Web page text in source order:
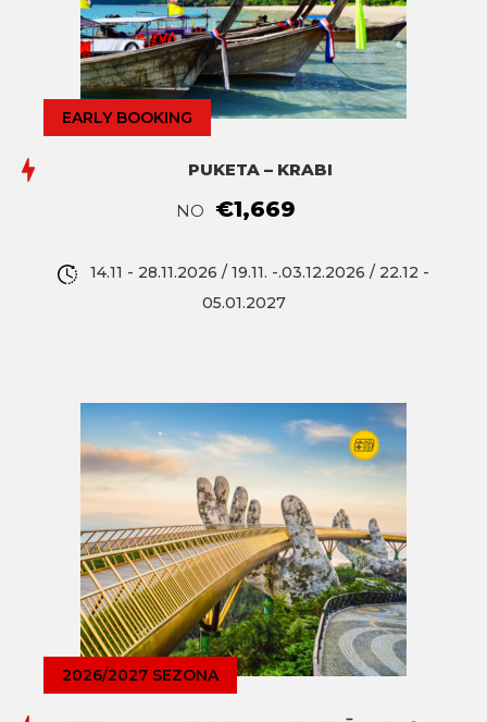
EARLY BOOKING
PUKETA – KRABI
NO
€1,669
14.11 - 28.11.2026 / 19.11. -.03.12.2026 / 22.12 -
05.01.2027
2026/2027 SEZONA